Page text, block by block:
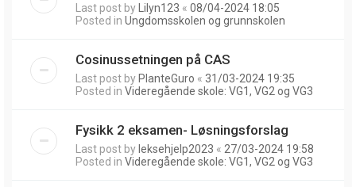
Last post by Lilyn123 « 08/04-2024 18:05
Posted in Ungdomsskolen og grunnskolen
Cosinussetningen på CAS
Last post by PlanteGuro « 31/03-2024 19:35
Posted in Videregående skole: VG1, VG2 og VG3
Fysikk 2 eksamen- Løsningsforslag
Last post by leksehjelp2023 « 27/03-2024 19:58
Posted in Videregående skole: VG1, VG2 og VG3